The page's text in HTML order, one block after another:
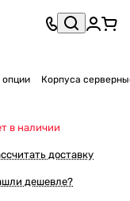
Корпуса
в наличии
доставку
дешевле?